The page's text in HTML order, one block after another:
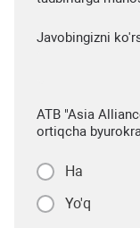
Javobingizni
ATB "Asia
ortiqcha
Ha
Yo'q